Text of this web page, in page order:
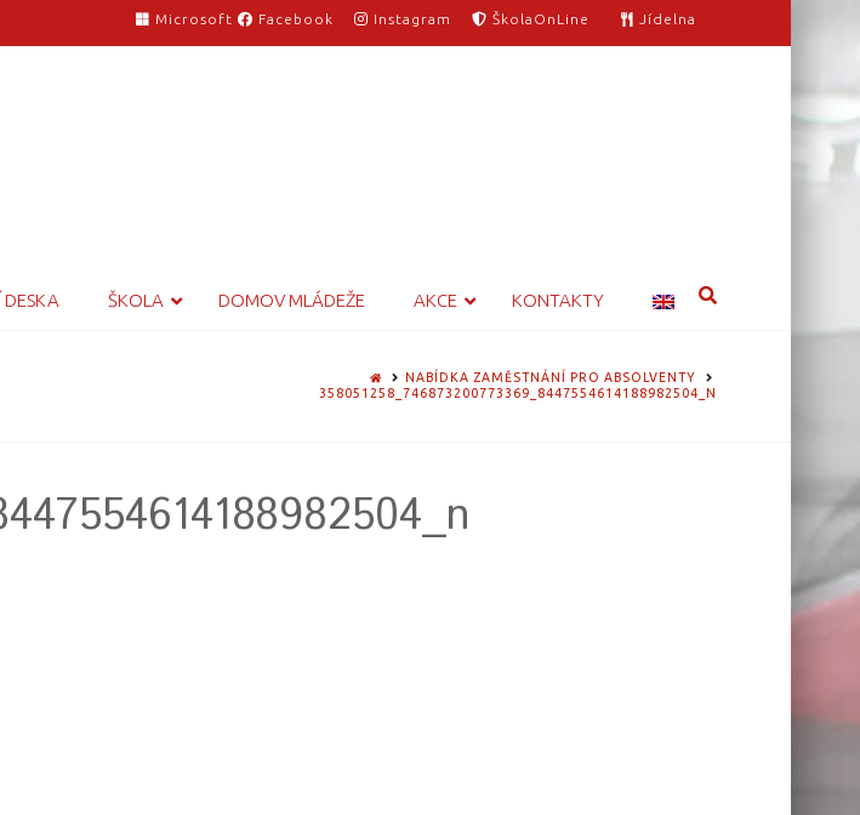
Microsoft Facebook Instagram ŠkolaOnLine Jídelna
DESKA ŠKOLA DOMOV MLÁDEŽE AKCE KONTAKTY
HOMENABÍDKA ZAMĚSTNÁNÍ PRO ABSOLVENTY
358051258_746873200773369_8447554614188982504_N